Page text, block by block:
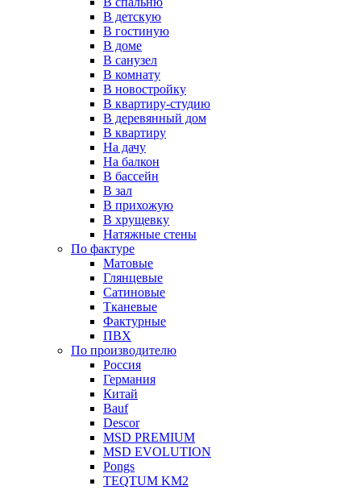
В детскую
В гостиную
В доме
В санузел
В комнату
В новостройку
В квартиру-студию
В деревянный дом
В квартиру
На дачу
На балкон
В бассейн
В зал
В прихожую
В хрущевку
Натяжные стены
По фактуре
Матовые
Глянцевые
Сатиновые
Тканевые
Фактурные
ПВХ
По производителю
Россия
Германия
Китай
Вauf
Descor
MSD PREMIUM
MSD EVOLUTION
Pongs
TEQTUM KM2